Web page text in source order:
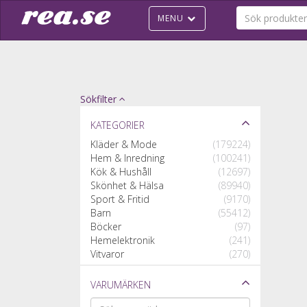
MENU
Sökfilter
Kategorier
Kläder & Mode
(179224)
Hem & Inredning
(100241)
Kök & Hushåll
(12697)
Skönhet & Hälsa
(89940)
Sport & Fritid
(9170)
Barn
(55412)
Böcker
(97)
Hemelektronik
(241)
Vitvaror
(270)
Varumärken